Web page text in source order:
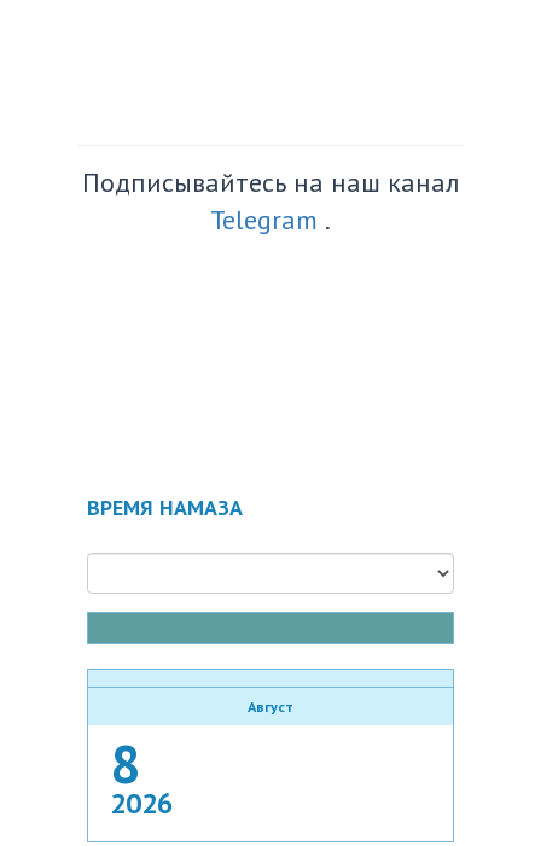
Подписывайтесь на наш канал
Telegram .
ВРЕМЯ НАМАЗА
Август
8
2026